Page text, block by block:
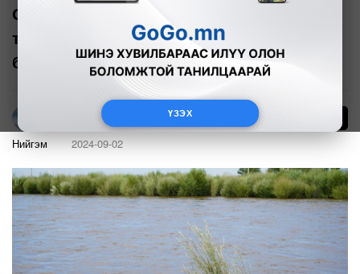
ҮЗЭХ
Онон голд тоглож байгаад живсэн
таван настай хүүхдийг эрэн хайж
байна
Г.Тэгшсүрэн
Нийгэм 2024-09-02